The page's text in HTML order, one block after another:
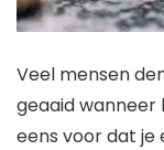
Veel mensen
geaaid wanneer
eens voor dat je